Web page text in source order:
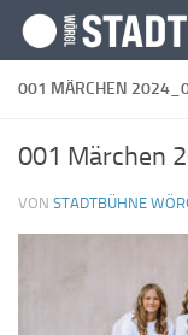
Zum Inhalt
001 MÄRCHEN
001 Märchen
VON STADTBÜHNE